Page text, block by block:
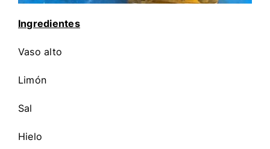
Ingredientes
Vaso alto
Limón
Sal
Hielo